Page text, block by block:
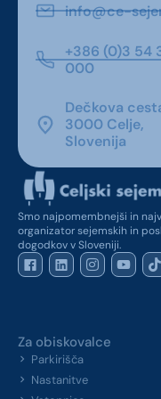
info@ce-
+386 (0)3 54
000
Dečkova
3000 Celje,
Slovenija
Smo najpomembnejši in
organizator sejemskih in
dogodkov v Sloveniji.
Za obiskovalce
Parkirišča
Nastanitve